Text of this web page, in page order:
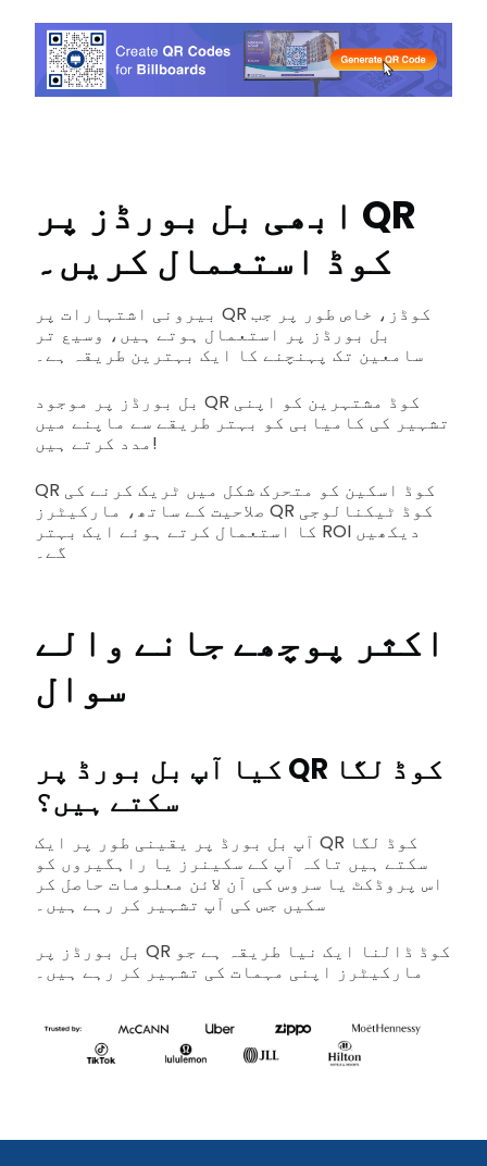
ابھی بل بورڈز پر QR
کوڈ استعمال کریں۔
بیرونی اشتہارات پر QR کوڈز، خاص طور پر جب
بل بورڈز پر استعمال ہوتے ہیں، وسیع تر
سامعین تک پہنچنے کا ایک بہترین طریقہ ہے۔
بل بورڈز پر موجود QR کوڈ مشتہرین کو اپنی
تشہیر کی کامیابی کو بہتر طریقے سے ماپنے میں
مدد کرتے ہیں!
QR کوڈ اسکین کو متحرک شکل میں ٹریک کرنے کی
صلاحیت کے ساتھ، مارکیٹرز QR کوڈ ٹیکنالوجی
کا استعمال کرتے ہوئے ایک بہتر ROI دیکھیں
گے۔
اکثر پوچھے جانے والے
سوال
کیا آپ بل بورڈ پر QR کوڈ لگا
سکتے ہیں؟
آپ بل بورڈ پر یقینی طور پر ایک QR کوڈ لگا
سکتے ہیں تاکہ آپ کے سکینرز یا راہگیروں کو
اس پروڈکٹ یا سروس کی آن لائن معلومات حاصل کر
سکیں جس کی آپ تشہیر کر رہے ہیں۔
بل بورڈز پر QR کوڈ ڈالنا ایک نیا طریقہ ہے جو
مارکیٹرز اپنی مہمات کی تشہیر کر رہے ہیں۔